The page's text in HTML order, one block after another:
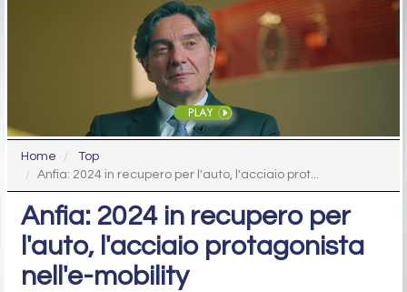
Home
Top
Anfia: 2024 in recupero per l'auto, l'acciaio prot...
Anfia: 2024 in recupero per
l'auto, l'acciaio protagonista
nell'e-mobility